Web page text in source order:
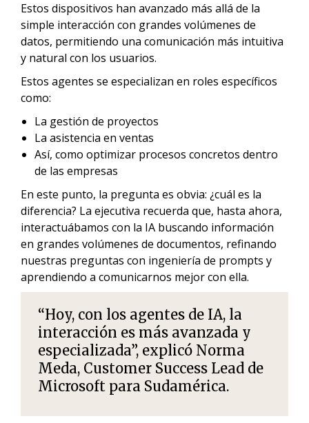
Estos dispositivos han avanzado más allá de la
simple interacción con grandes volúmenes de
datos, permitiendo una comunicación más intuitiva
y natural con los usuarios.
Estos agentes se especializan en roles específicos
como:
La gestión de proyectos
La asistencia en ventas
Así, como optimizar procesos concretos dentro
de las empresas
En este punto, la pregunta es obvia: ¿cuál es la
diferencia? La ejecutiva recuerda que, hasta ahora,
interactuábamos con la IA buscando información
en grandes volúmenes de documentos, refinando
nuestras preguntas con ingeniería de prompts y
aprendiendo a comunicarnos mejor con ella.
“Hoy, con los agentes de IA, la
interacción es más avanzada y
especializada”, explicó Norma
Meda, Customer Success Lead de
Microsoft para Sudamérica.